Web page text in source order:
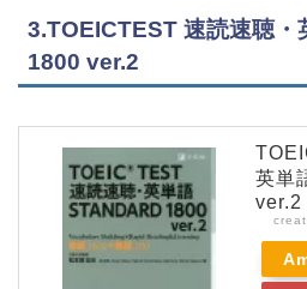
3.TOEICTEST 速読速聴・
1800 ver.2
英単
ver.2